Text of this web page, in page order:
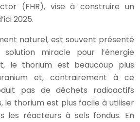
(FHR), vise à construire un
2025.
naturel, est souvent présenté
miracle pour l’énergie
le thorium est beaucoup plus
et, contrairement à ce
pas de déchets radioactifs
le thorium est plus facile à utiliser
les réacteurs à sels fondus. En